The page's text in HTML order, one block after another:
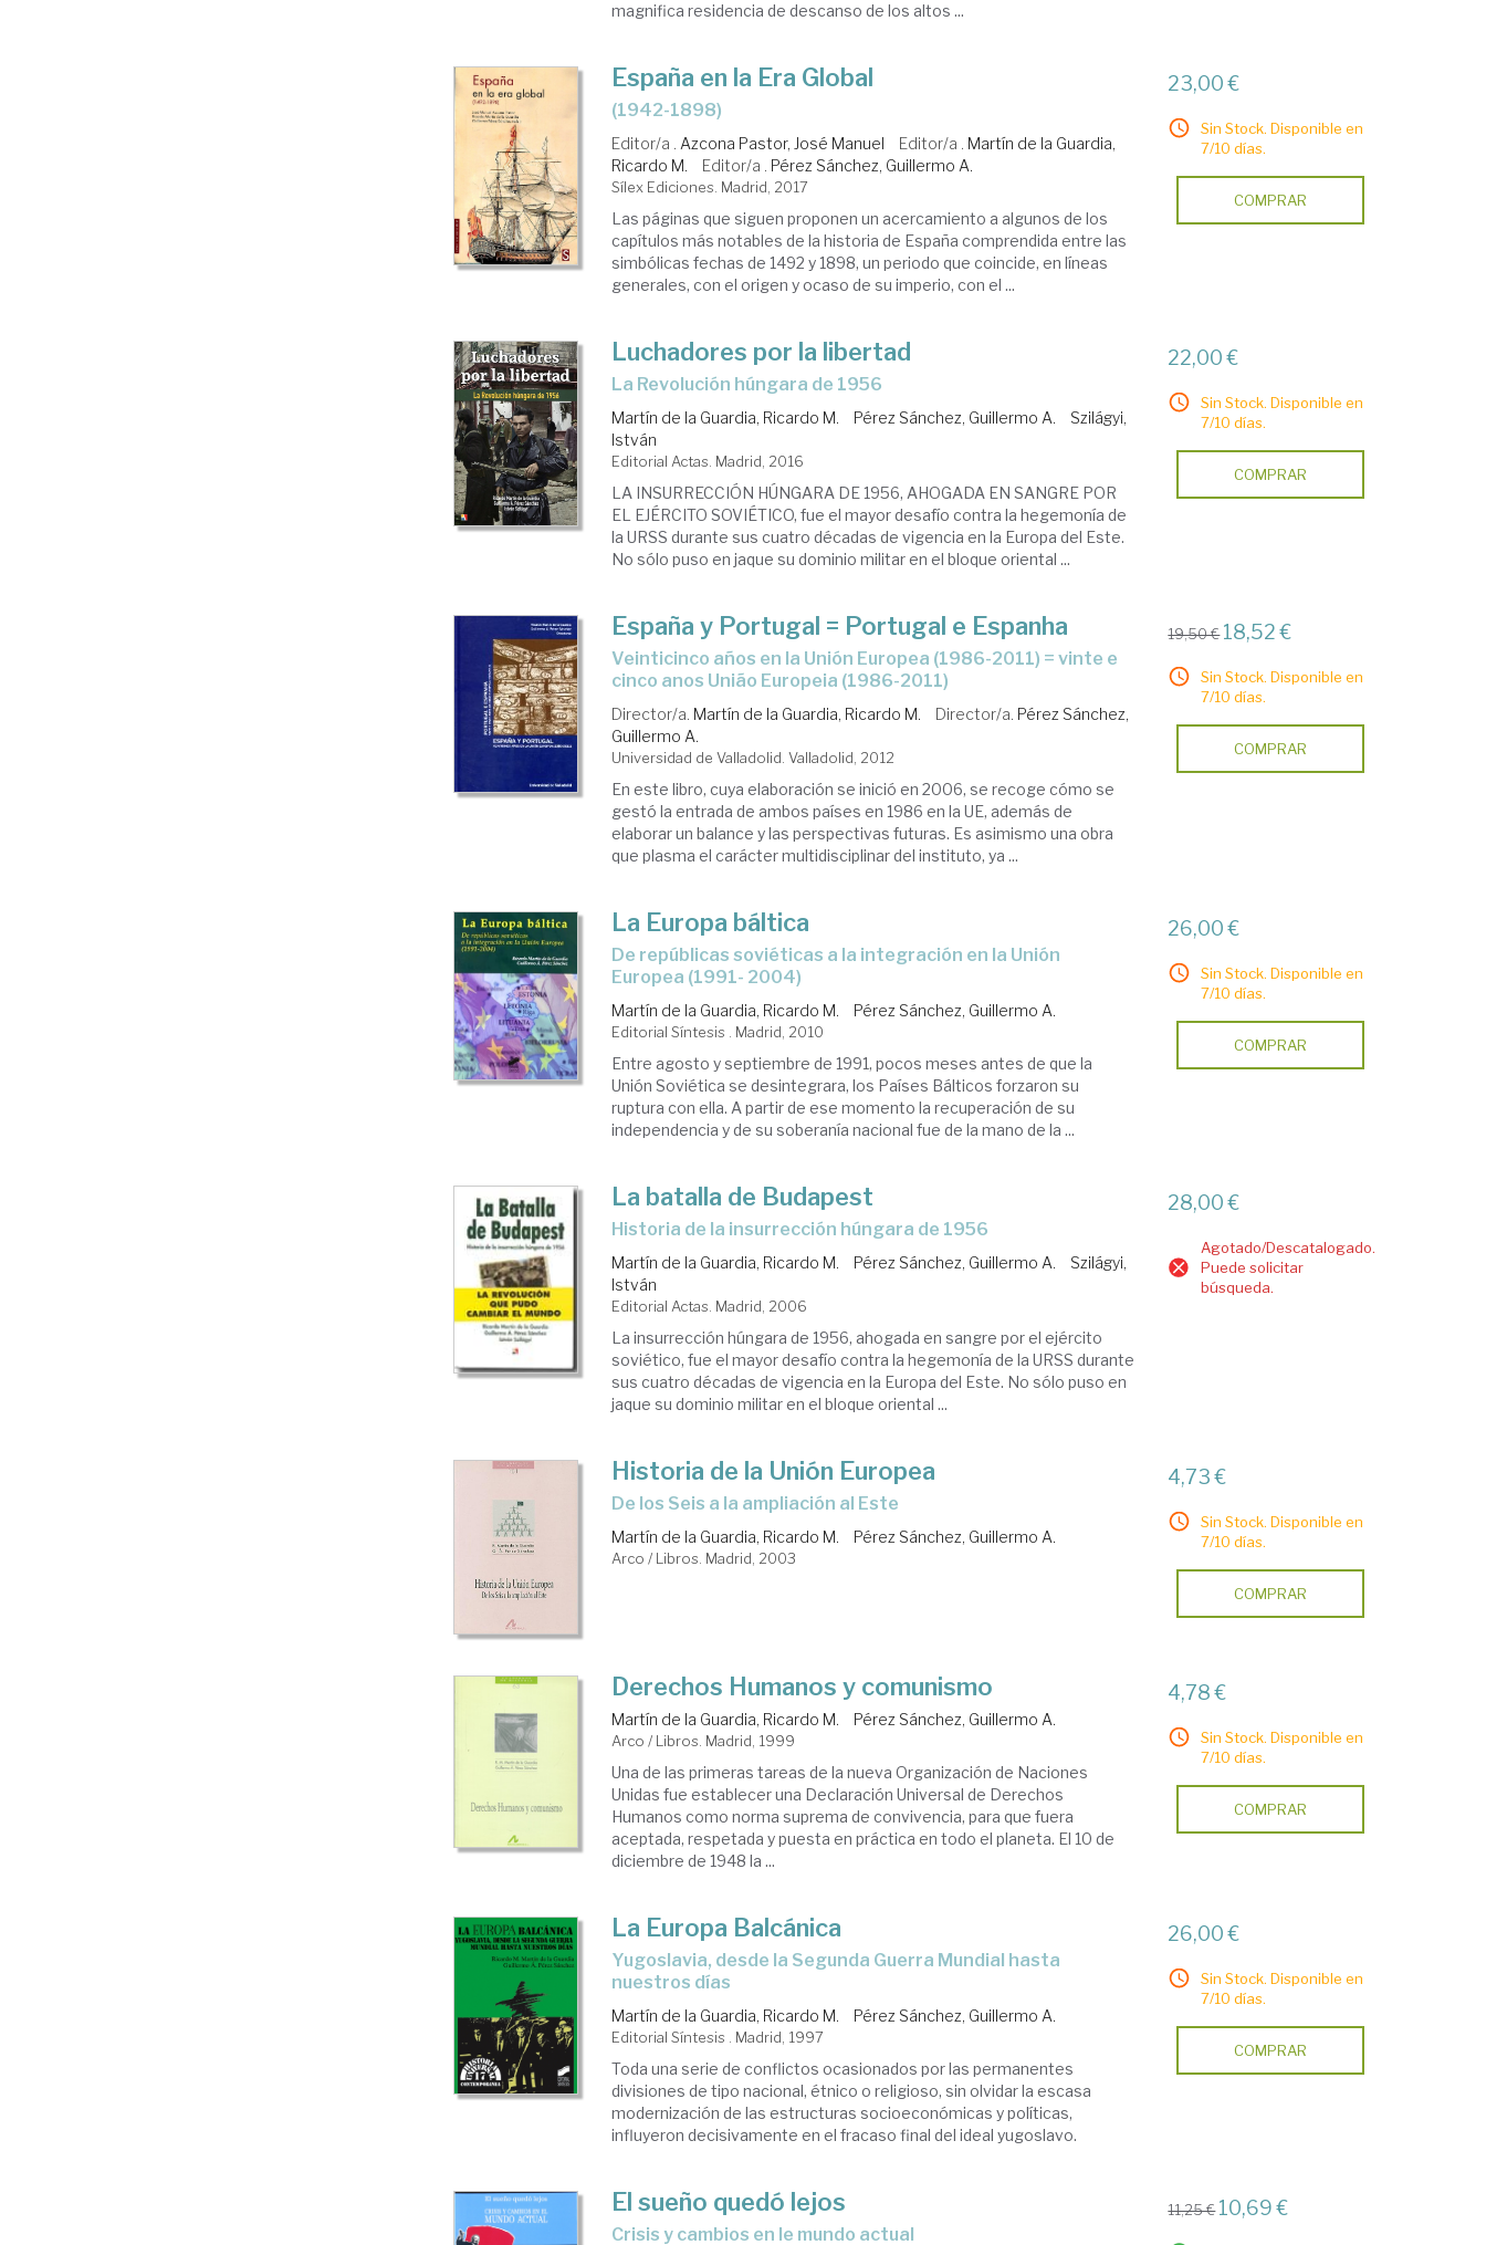
magnifica residencia de descanso de los altos ...
España en la Era Global
(1942-1898)
Editor/a . Azcona Pastor, José Manuel Editor/a . Martín de la Guardia,
Ricardo M.
Editor/a . Pérez Sánchez, Guillermo A.
Sílex Ediciones. Madrid, 2017
Las páginas que siguen proponen un acercamiento a algunos de los
capítulos más notables de la historia de España comprendida entre las
simbólicas fechas de 1492 y 1898, un periodo que coincide, en líneas
generales, con el origen y ocaso de su imperio, con el ...
23,00 €
Sin Stock. Disponible en
7/10 días.
COMPRAR
Luchadores por la libertad
la Revolución húngara de 1956
Martín de la Guardia, Ricardo M. Pérez Sánchez, Guillermo A.
Szilágyi,
István
Editorial Actas. Madrid, 2016
LA INSURRECCIÓN HÚNGARA DE 1956, AHOGADA EN SANGRE POR
EL EJÉRCITO SOVIÉTICO, fue el mayor desafío contra la hegemonía de
la URSS durante sus cuatro décadas de vigencia en la Europa del Este.
No sólo puso en jaque su dominio militar en el bloque oriental ...
22,00 €
Sin Stock. Disponible en
7/10 días.
COMPRAR
España y Portugal = Portugal e Espanha
veinticinco años en la Unión Europea (1986-2011) = vinte e
cinco anos União Europeia (1986-2011)
Director/a. Martín de la Guardia, Ricardo M. Director/a. Pérez Sánchez,
Guillermo A.
Universidad de Valladolid. Valladolid, 2012
En este libro, cuya elaboración se inició en 2006, se recoge cómo se
gestó la entrada de ambos países en 1986 en la UE, además de
elaborar un balance y las perspectivas futuras. Es asimismo una obra
que plasma el carácter multidisciplinar del instituto, ya ...
19,50 € 18,52 €
Sin Stock. Disponible en
7/10 días.
COMPRAR
La Europa báltica
de repúblicas soviéticas a la integración en la Unión
Europea (1991- 2004)
Martín de la Guardia, Ricardo M. Pérez Sánchez, Guillermo A.
Editorial Síntesis . Madrid, 2010
Entre agosto y septiembre de 1991, pocos meses antes de que la
Unión Soviética se desintegrara, los Países Bálticos forzaron su
ruptura con ella. A partir de ese momento la recuperación de su
independencia y de su soberanía nacional fue de la mano de la ...
26,00 €
Sin Stock. Disponible en
7/10 días.
COMPRAR
La batalla de Budapest
historia de la insurrección húngara de 1956
Martín de la Guardia, Ricardo M. Pérez Sánchez, Guillermo A.
Szilágyi,
István
Editorial Actas. Madrid, 2006
La insurrección húngara de 1956, ahogada en sangre por el ejército
soviético, fue el mayor desafío contra la hegemonía de la URSS durante
sus cuatro décadas de vigencia en la Europa del Este. No sólo puso en
jaque su dominio militar en el bloque oriental ...
28,00 €
Agotado/Descatalogado.
Puede solicitar
búsqueda.
Historia de la Unión Europea
de los Seis a la ampliación al Este
Martín de la Guardia, Ricardo M. Pérez Sánchez, Guillermo A.
Arco / Libros. Madrid, 2003
4,73 €
Sin Stock. Disponible en
7/10 días.
COMPRAR
Derechos Humanos y comunismo
Martín de la Guardia, Ricardo M. Pérez Sánchez, Guillermo A.
Arco / Libros. Madrid, 1999
Una de las primeras tareas de la nueva Organización de Naciones
Unidas fue establecer una Declaración Universal de Derechos
Humanos como norma suprema de convivencia, para que fuera
aceptada, respetada y puesta en práctica en todo el planeta. El 10 de
diciembre de 1948 la ...
4,78 €
Sin Stock. Disponible en
7/10 días.
COMPRAR
La Europa Balcánica
Yugoslavia, desde la Segunda Guerra Mundial hasta
nuestros días
Martín de la Guardia, Ricardo M. Pérez Sánchez, Guillermo A.
Editorial Síntesis . Madrid, 1997
Toda una serie de conflictos ocasionados por las permanentes
divisiones de tipo nacional, étnico o religioso, sin olvidar la escasa
modernización de las estructuras socioeconómicas y políticas,
influyeron decisivamente en el fracaso final del ideal yugoslavo.
26,00 €
Sin Stock. Disponible en
7/10 días.
COMPRAR
El sueño quedó lejos
crisis y cambios en le mundo actual
11,25 € 10,69 €